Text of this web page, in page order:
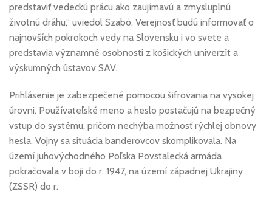
predstaviť vedeckú prácu ako zaujímavú a zmysluplnú
životnú dráhu,” uviedol Szabó. Verejnosť budú informovať o
najnovších pokrokoch vedy na Slovensku i vo svete a
predstavia významné osobnosti z košických univerzít a
výskumných ústavov SAV.
Prihlásenie je zabezpečené pomocou šifrovania na vysokej
úrovni. Používateľské meno a heslo postačujú na bezpečný
vstup do systému, pričom nechýba možnosť rýchlej obnovy
hesla. Vojny sa situácia banderovcov skomplikovala. Na
území juhovýchodného Poľska Povstalecká armáda
pokračovala v boji do r. 1947, na území západnej Ukrajiny
(ZSSR) do r.